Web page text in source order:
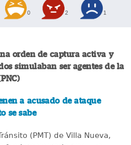
0 2 1
orden de captura activa y
simulaban ser agentes de la
a acusado de ataque
se sabe
(PMT) de Villa Nueva,